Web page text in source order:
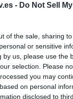
- Do Not Sell
of the sale, sharing
or sensitive
by us, please use the
selection. Please
you may
on personal
disclosed to